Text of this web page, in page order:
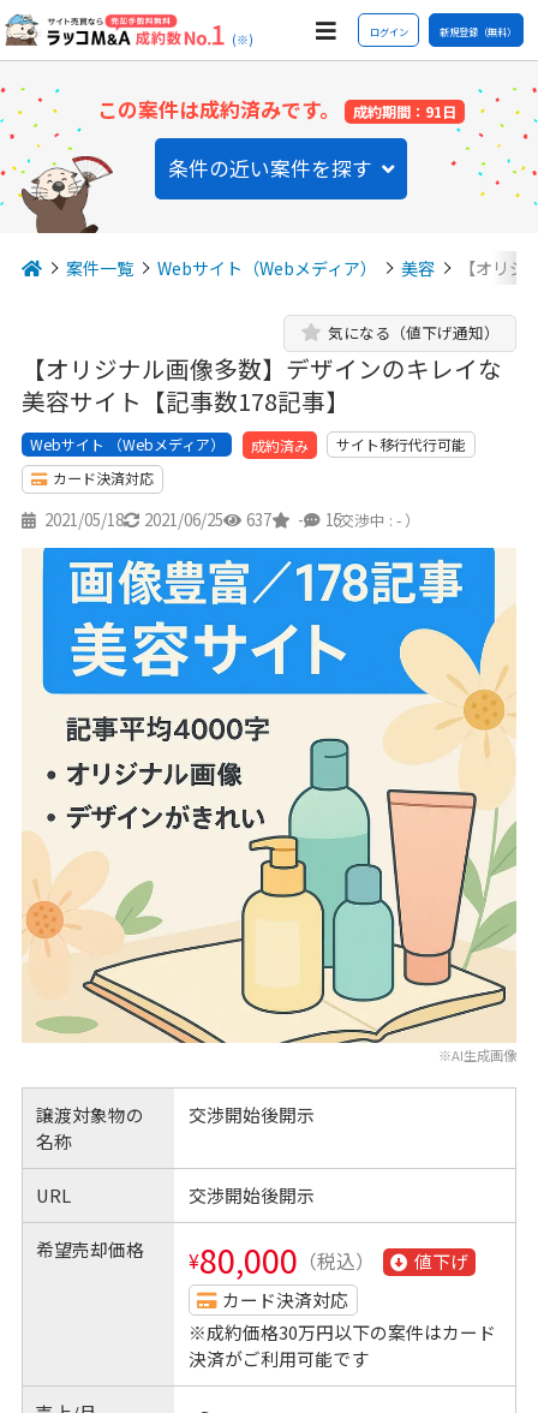
(※) ログイン 新規登録（無料）
この案件は成約済みです。 成約期間：91日
条件の近い案件を探す
案件一覧 Webサイト（Webメディア） 美容 【オリ
【オリジナル画像多数】デザインのキレイな
美容サイト【記事数178記事】
気になる（値下げ通知）
Webサイト （Webメディア） 成約済み
サイト移行代行可能
カード決済対応
2021/05/18 2021/06/25 637 - 15
（交渉中 : - ）
※AI生成画像
譲渡対象物の
名称
交渉開始後開示
URL 交渉開始後開示
希望売却価格 ¥80,000 （税込）
値下げ
カード決済対応
※成約価格30万円以下の案件はカード
決済がご利用可能です